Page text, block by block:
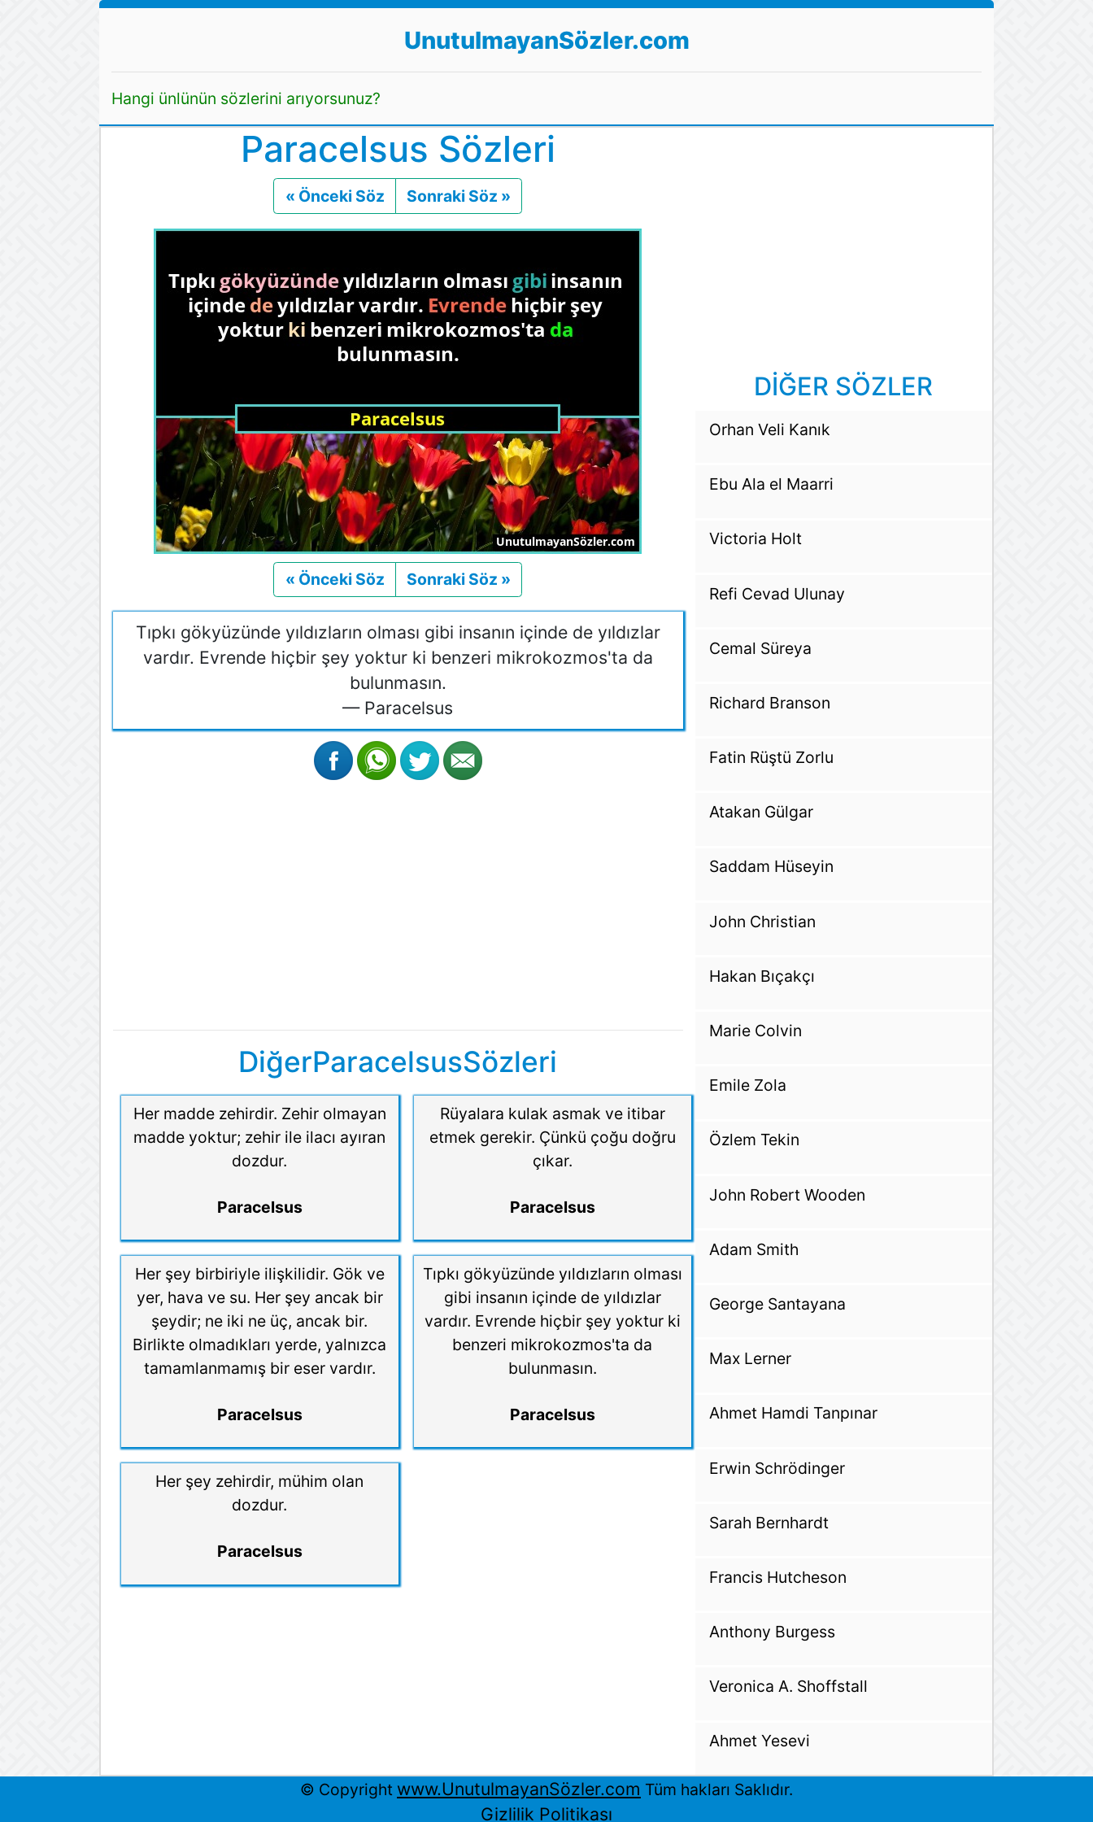
UnutulmayanSözler.com
Hangi ünlünün sözlerini arıyorsunuz?
Paracelsus Sözleri
« Önceki Söz Önceki
Sonraki Söz »
« Önceki Söz Önceki
Sonraki Söz »
Tıpkı gökyüzünde yıldızların olması gibi insanın içinde de yıldızlar
vardır. Evrende hiçbir şey yoktur ki benzeri mikrokozmos'ta da
bulunmasın.
— Paracelsus
DiğerParacelsusSözleri
Her madde zehirdir. Zehir olmayan
madde yoktur; zehir ile ilacı ayıran
dozdur.
Paracelsus
Her şey birbiriyle ilişkilidir. Gök ve
yer, hava ve su. Her şey ancak bir
şeydir; ne iki ne üç, ancak bir.
Birlikte olmadıkları yerde, yalnızca
tamamlanmamış bir eser vardır.
Paracelsus
Her şey zehirdir, mühim olan
dozdur.
Paracelsus
Rüyalara kulak asmak ve itibar
etmek gerekir. Çünkü çoğu doğru
çıkar.
Paracelsus
Tıpkı gökyüzünde yıldızların olması
gibi insanın içinde de yıldızlar
vardır. Evrende hiçbir şey yoktur ki
benzeri mikrokozmos'ta da
bulunmasın.
Paracelsus
DİĞER SÖZLER
Orhan Veli Kanık
Ebu Ala el Maarri
Victoria Holt
Refi Cevad Ulunay
Cemal Süreya
Richard Branson
Fatin Rüştü Zorlu
Atakan Gülgar
Saddam Hüseyin
John Christian
Hakan Bıçakçı
Marie Colvin
Emile Zola
Özlem Tekin
John Robert Wooden
Adam Smith
George Santayana
Max Lerner
Ahmet Hamdi Tanpınar
Erwin Schrödinger
Sarah Bernhardt
Francis Hutcheson
Anthony Burgess
Veronica A. Shoffstall
Ahmet Yesevi
© Copyright www.UnutulmayanSözler.com Tüm hakları Saklıdır.
Gizlilik Politikası